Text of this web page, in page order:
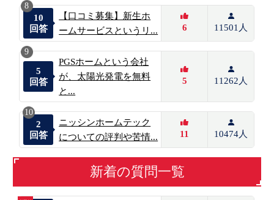
8
10
回答
【口コミ募集】新生ホ
ームサービスというリ...
6 11501人
9
5
回答
PGSホームという会社
が、太陽光発電を無料
と...
5 11262人
10
2
回答
ニッシンホームテック
についての評判や苦情...
11 10474人
新着の質問一覧